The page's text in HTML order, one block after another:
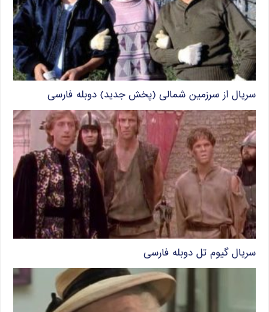
سریال از سرزمین شمالی (پخش جدید) دوبله فارسی
سریال گیوم تل دوبله فارسی